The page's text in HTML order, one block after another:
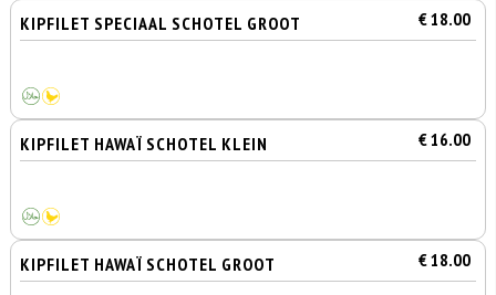
KIPFILET SPECIAAL SCHOTEL GROOT € 18.00
KIPFILET HAWAÏ SCHOTEL KLEIN € 16.00
KIPFILET HAWAÏ SCHOTEL GROOT € 18.00